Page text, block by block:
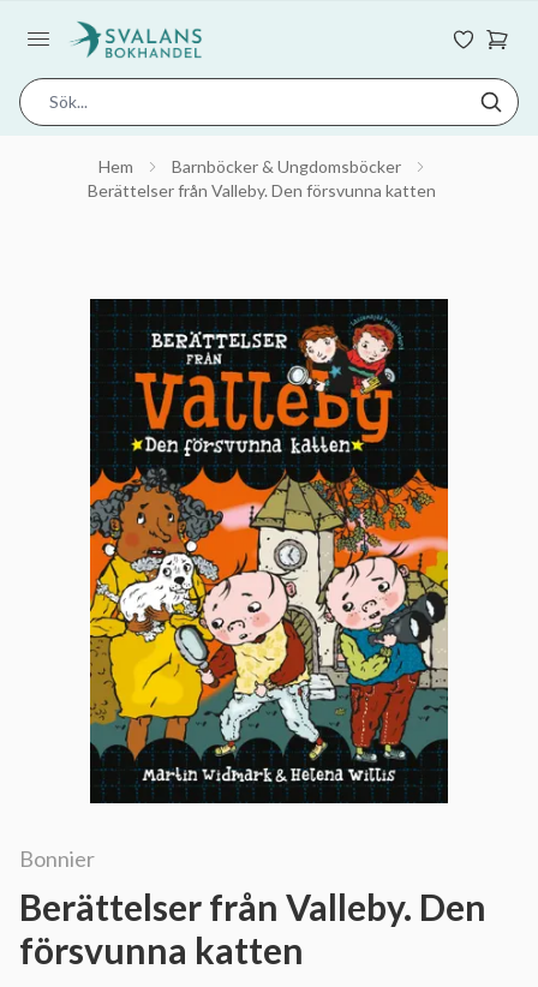
Hem
Barnböcker & Ungdomsböcker
Berättelser från Valleby. Den försvunna katten
Bonnier
Berättelser från Valleby. Den
försvunna katten